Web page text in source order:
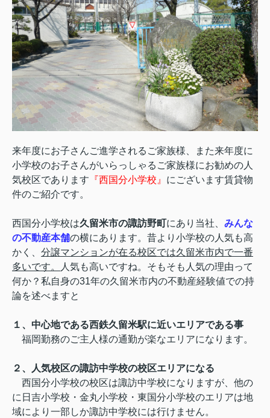
来年度にお子さんご進学されるご家族様、また来年度に
小学校のお子さんがいらっしゃるご家族様にお勧めの人
気校区であります 『西国分小学校』 にございます賃貸物
件のご紹介です。
西国分小学校は久留米市の諏訪野町にあり当社、 みんな
の不動産本舗の横にあります。昔より小学校の人気も高
かく、 分譲マンションが在る校区では久留米市内で一番
多いです。
人気も高いですね。そもそも人気の理由って
何か？私自身の31年の久留米市内の不動産経験値での持
論を述べますと
１、中心地である西鉄久留米駅に近いエリアである事
福岡勤務のご主人様の通勤が楽なエリアになります。
２、人気校区の諏訪中学校の校区エリアになる
西国分小学校の校区は諏訪中学校になりますが、他の
に日吉小学校・金丸小学校・東国分小学校のエリアは地
域により一部しか諏訪中学校には行けません。